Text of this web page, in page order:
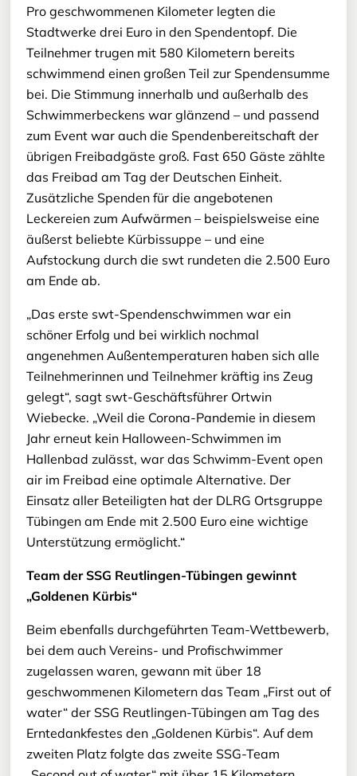
Pro geschwommenen Kilometer legten die
Stadtwerke drei Euro in den Spendentopf. Die
Teilnehmer trugen mit 580 Kilometern bereits
schwimmend einen großen Teil zur Spendensumme
bei. Die Stimmung innerhalb und außerhalb des
Schwimmerbeckens war glänzend – und passend
zum Event war auch die Spendenbereitschaft der
übrigen Freibadgäste groß. Fast 650 Gäste zählte
das Freibad am Tag der Deutschen Einheit.
Zusätzliche Spenden für die angebotenen
Leckereien zum Aufwärmen – beispielsweise eine
äußerst beliebte Kürbissuppe – und eine
Aufstockung durch die swt rundeten die 2.500 Euro
am Ende ab.
„Das erste swt-Spendenschwimmen war ein
schöner Erfolg und bei wirklich nochmal
angenehmen Außentemperaturen haben sich alle
Teilnehmerinnen und Teilnehmer kräftig ins Zeug
gelegt“, sagt swt-Geschäftsführer Ortwin
Wiebecke. „Weil die Corona-Pandemie in diesem
Jahr erneut kein Halloween-Schwimmen im
Hallenbad zulässt, war das Schwimm-Event open
air im Freibad eine optimale Alternative. Der
Einsatz aller Beteiligten hat der DLRG Ortsgruppe
Tübingen am Ende mit 2.500 Euro eine wichtige
Unterstützung ermöglicht.“
Team der SSG Reutlingen-Tübingen gewinnt
„Goldenen Kürbis“
Beim ebenfalls durchgeführten Team-Wettbewerb,
bei dem auch Vereins- und Profischwimmer
zugelassen waren, gewann mit über 18
geschwommenen Kilometern das Team „First out of
water“ der SSG Reutlingen-Tübingen am Tag des
Erntedankfestes den „Goldenen Kürbis“. Auf dem
zweiten Platz folgte das zweite SSG-Team